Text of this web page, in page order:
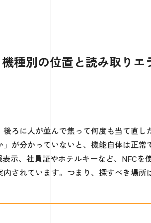
種別の位置と読み取り
ろに人が並んで焦って何度も当て直し
が分かっていないと、機能自体は正常
示、社員証やホテルキーなど、NFCを
されています。つまり、探すべき場所